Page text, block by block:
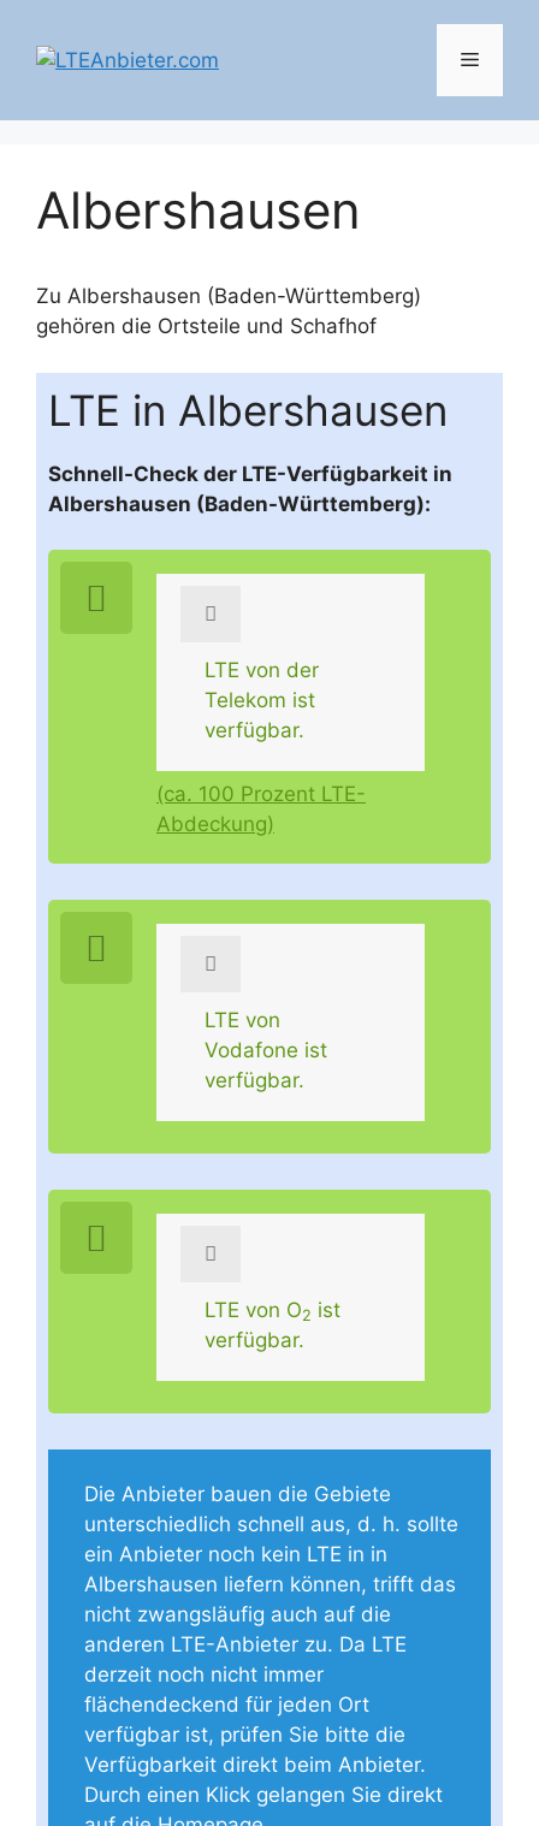
Inhalt
springen
Menü
Albershausen
Zu Albershausen (Baden-Württemberg)
gehören die Ortsteile und Schafhof
LTE in Albershausen
Schnell-Check der LTE-Verfügbarkeit in
Albershausen (Baden-Württemberg):
LTE von der
Telekom ist
verfügbar.
(ca. 100 Prozent LTE-
Abdeckung)
LTE von
Vodafone ist
verfügbar.
LTE von O2 ist
verfügbar.
Die Anbieter bauen die Gebiete
unterschiedlich schnell aus, d. h. sollte
ein Anbieter noch kein LTE in in
Albershausen liefern können, trifft das
nicht zwangsläufig auch auf die
anderen LTE-Anbieter zu. Da LTE
derzeit noch nicht immer
flächendeckend für jeden Ort
verfügbar ist, prüfen Sie bitte die
Verfügbarkeit direkt beim Anbieter.
Durch einen Klick gelangen Sie direkt